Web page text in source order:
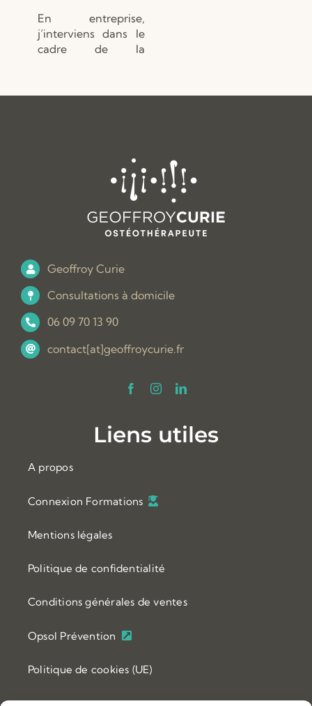
En entreprise,
j’interviens dans le
cadre de la
Geoffroy Curie
Consultations à domicile
06 09 70 13 90
contact[at]geoffroycurie.fr
Liens utiles
A propos
Connexion Formations
Mentions légales
Politique de confidentialité
Conditions générales de ventes
Opsol Prévention
Politique de cookies (UE)